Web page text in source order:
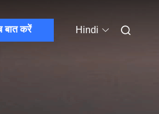
बात करें Hindi